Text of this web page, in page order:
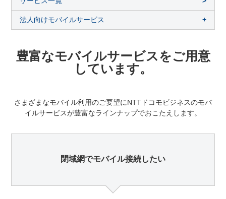
法人向けモバイルサービス
豊富なモバイルサービスをご用意
しています。
さまざまなモバイル利用のご要望にNTTドコモビジネスのモバ
イルサービスが豊富なラインナップでおこたえします。
閉域網でモバイル接続したい